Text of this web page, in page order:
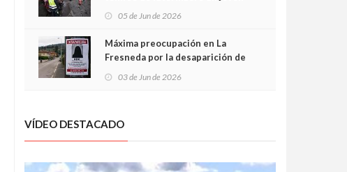
05 de Jun de 2026
Máxima preocupación en La
Fresneda por la desaparición de
03 de Jun de 2026
VÍDEO DESTACADO